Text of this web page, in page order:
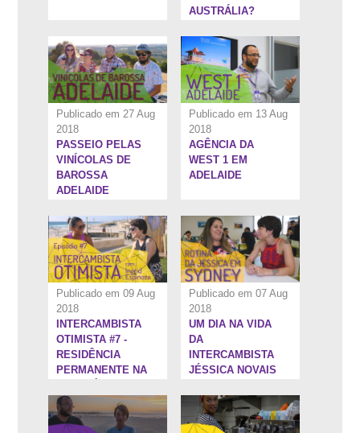
AUSTRÁLIA?
Publicado em 27 Aug
2018
PASSEIO PELAS
VINÍCOLAS DE
BAROSSA
ADELAIDE
Publicado em 13 Aug
2018
AGÊNCIA DA
WEST 1 EM
ADELAIDE
Publicado em 09 Aug
2018
INTERCAMBISTA
OTIMISTA #7 -
RESIDÊNCIA
PERMANENTE NA
Publicado em 07 Aug
2018
UM DIA NA VIDA
DA
INTERCAMBISTA
JÉSSICA NOVAIS